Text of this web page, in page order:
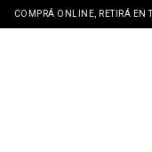
COMPRÁ ONLINE, RETIRÁ EN